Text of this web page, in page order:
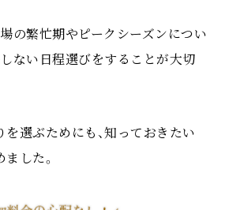
の繁忙期やピークシーズンについ
ない日程選びをすることが大切
選ぶためにも、知っておきたい
した。